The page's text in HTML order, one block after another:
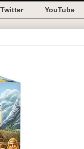
Twitter YouTube